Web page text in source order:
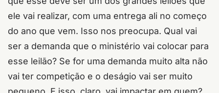
ele vai realizar, com uma entrega ali no começo
do ano que vem. Isso nos preocupa. Qual vai
ser a demanda que o ministério vai colocar para
esse leilão? Se for uma demanda muito alta não
vai ter competição e o deságio vai ser muito